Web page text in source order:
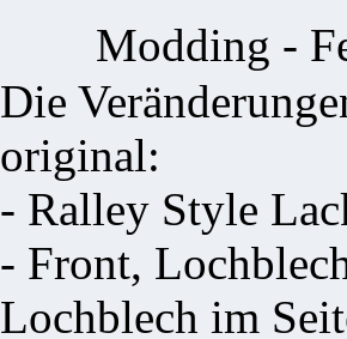
Modding -
Die
original:
- Ralley Style
- Front,
Lochblech im